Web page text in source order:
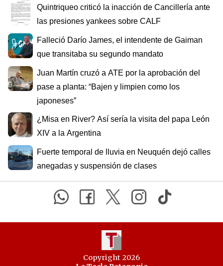
Quintriqueo criticó la inacción de Cancillería ante
las presiones yankees sobre CALF
Falleció Darío James, el intendente de Gaiman
que transitaba su segundo mandato
Juan Martín cruzó a ATE por la aprobación del
pase a planta: “Bajen y limpien como los
japoneses”
¿Misa en River? Así sería la visita del papa León
XIV a la Argentina
Fuerte temporal de lluvia en Neuquén dejó calles
anegadas y suspensión de clases
Copyright 2026